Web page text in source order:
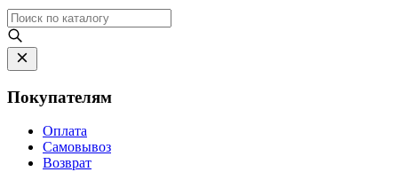
Покупателям
Оплата
Самовывоз
Возврат